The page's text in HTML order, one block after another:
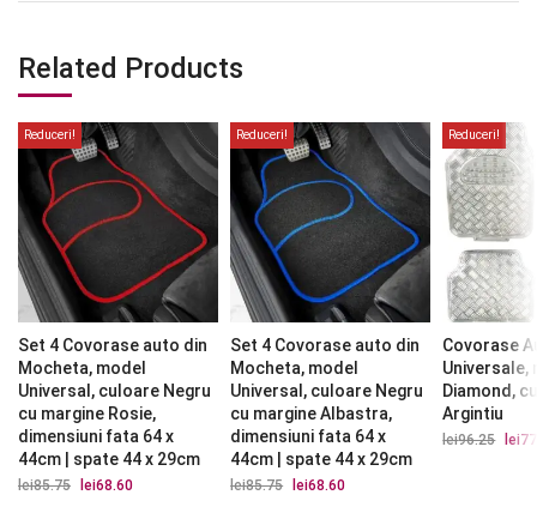
Related Products
Reduceri!
Set 4 Covorase auto din
Mocheta, model
Universal, culoare Negru
cu margine Rosie,
dimensiuni fata 64 x
44cm | spate 44 x 29cm
lei85.75
Prețul
lei68.60
Reduceri!
Set 4 Covorase auto din
Mocheta, model
Universal, culoare Negru
cu margine Albastra,
dimensiuni fata 64 x
44cm | spate 44 x 29cm
lei85.75
Prețul
lei68.60
Reduceri!
Covorase
Universale,
Diamond,
Argintiu
lei96.25 lei